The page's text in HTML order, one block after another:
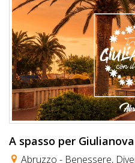
A spasso per
Abruzzo - Benessere,